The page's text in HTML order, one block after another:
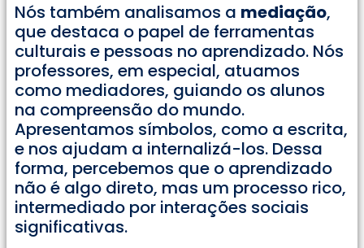
Nós também analisamos a mediação,
que destaca o papel de ferramentas
culturais e pessoas no aprendizado. Nós
professores, em especial, atuamos
como mediadores, guiando os alunos
na compreensão do mundo.
Apresentamos símbolos, como a escrita,
e nos ajudam a internalizá-los. Dessa
forma, percebemos que o aprendizado
não é algo direto, mas um processo rico,
intermediado por interações sociais
significativas.